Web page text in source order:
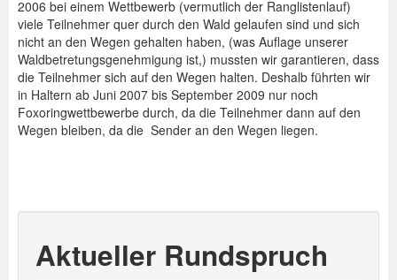
2006 bei einem Wettbewerb (vermutlich der Ranglistenlauf)
viele Teilnehmer quer durch den Wald gelaufen sind und sich
nicht an den Wegen gehalten haben, (was Auflage unserer
Waldbetretungsgenehmigung ist,) mussten wir garantieren, dass
die Teilnehmer sich auf den Wegen halten. Deshalb führten wir
in Haltern ab Juni 2007 bis September 2009 nur noch
Foxoringwettbewerbe durch, da die Teilnehmer dann auf den
Wegen bleiben, da die Sender an den Wegen liegen.
Aktueller Rundspruch